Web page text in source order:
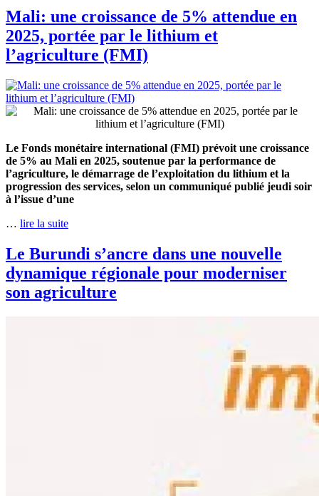
Mali: une croissance de 5% attendue en
2025, portée par le lithium et
l’agriculture (FMI)
Le Fonds monétaire international (FMI) prévoit une croissance
de 5% au Mali en 2025, soutenue par la performance de
l’agriculture, le démarrage de l’exploitation du lithium et la
progression des services, selon un communiqué publié jeudi soir
à l’issue d’une
… lire la suite
Le Burundi s’ancre dans une nouvelle
dynamique régionale pour moderniser
son agriculture